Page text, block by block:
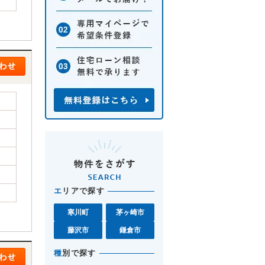
エ リアで探す
寒川町 茅ヶ崎市
藤沢市 鎌倉市
種別で探す